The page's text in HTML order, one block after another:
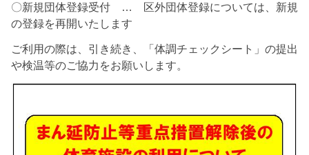
〇新規団体登録受付 … 区外団体登録については、新規
の登録を再開いたします
ご利用の際は、引き続き、「体調チェックシート」の提出
や検温等のご協力をお願いします。